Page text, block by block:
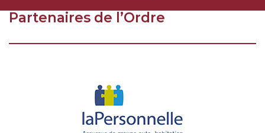
Partenaires de l’Ordre